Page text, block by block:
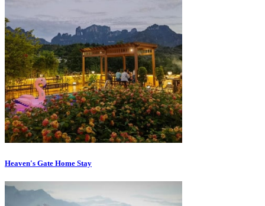
Heaven's Gate Home Stay